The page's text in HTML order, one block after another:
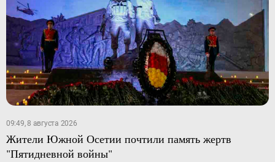
09:49, 8 августа 2026
Жители Южной Осетии почтили память жертв
"Пятидневной войны"